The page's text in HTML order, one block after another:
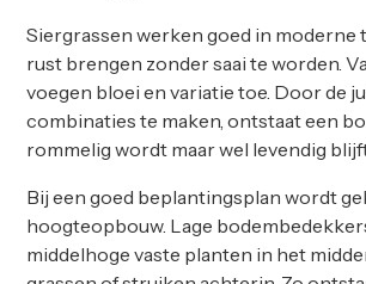
Siergrassen werken goed in moderne
rust brengen zonder saai te worden.
voegen bloei en variatie toe. Door de
combinaties te maken, ontstaat een
rommelig wordt maar wel levendig
Bij een goed beplantingsplan wordt
hoogteopbouw. Lage
middelhoge vaste planten in het